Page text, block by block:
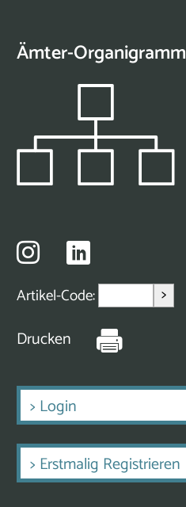
Ämter-Organigramm
Artikel-Code: >
Drucken
> Login
> Erstmalig Registrieren